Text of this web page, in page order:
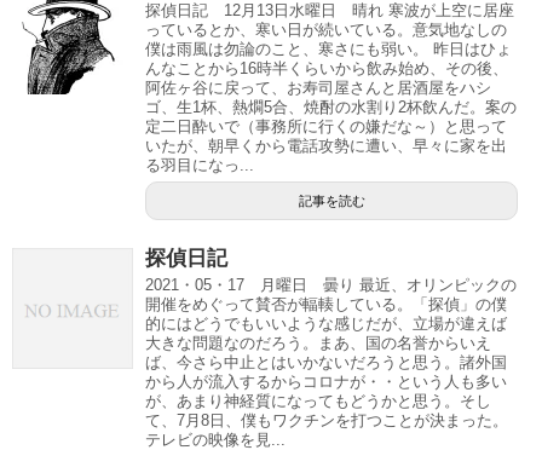
探偵日記 12月13日水曜日 晴れ 寒波が上空に居座
っているとか、寒い日が続いている。意気地なしの
僕は雨風は勿論のこと、寒さにも弱い。 昨日はひょ
んなことから16時半くらいから飲み始め、その後、
阿佐ヶ谷に戻って、お寿司屋さんと居酒屋をハシ
ゴ、生1杯、熱燗5合、焼酎の水割り2杯飲んだ。案の
定二日酔いで（事務所に行くの嫌だな～）と思って
いたが、朝早くから電話攻勢に遭い、早々に家を出
る羽目になっ...
記事を読む
探偵日記
2021・05・17 月曜日 曇り 最近、オリンピックの
開催をめぐって賛否が輻輳している。「探偵」の僕
的にはどうでもいいような感じだが、立場が違えば
大きな問題なのだろう。まあ、国の名誉からいえ
ば、今さら中止とはいかないだろうと思う。諸外国
から人が流入するからコロナが・・という人も多い
が、あまり神経質になってもどうかと思う。そし
て、7月8日、僕もワクチンを打つことが決まった。
テレビの映像を見...